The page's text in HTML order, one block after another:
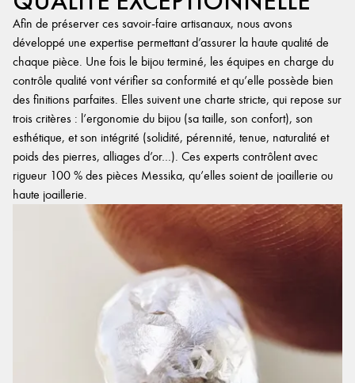
Afin de préserver ces savoir-faire artisanaux, nous avons
développé une expertise permettant d’assurer la haute qualité de
chaque pièce. Une fois le bijou terminé, les équipes en charge du
contrôle qualité vont vérifier sa conformité et qu’elle possède bien
des finitions parfaites. Elles suivent une charte stricte, qui repose sur
trois critères : l’ergonomie du bijou (sa taille, son confort), son
esthétique, et son intégrité (solidité, pérennité, tenue, naturalité et
poids des pierres, alliages d’or…). Ces experts contrôlent avec
rigueur 100 % des pièces Messika, qu’elles soient de joaillerie ou
haute joaillerie.